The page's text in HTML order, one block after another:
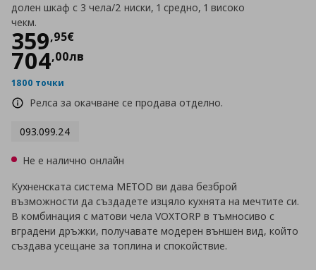
долен шкаф с 3 чела/2 ниски, 1 средно, 1 високо
чекм.
359,95€
Цена
704,00лв
1800 точки
Релса за окачване се продава отделно.
093.099.24
Не е налично онлайн
Кухненската система METOD ви дава безброй
възможности да създадете изцяло кухнята на мечтите си.
В комбинация с матови чела VOXTORP в тъмносиво с
вградени дръжки, получавате модерен външен вид, който
създава усещане за топлина и спокойствие.